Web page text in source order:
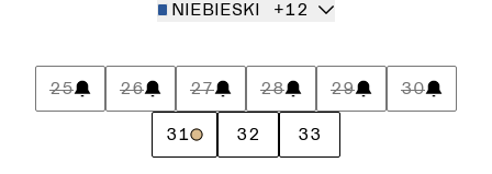
NIEBIESKI +12
25 26 27 28 29 30
31 32 33